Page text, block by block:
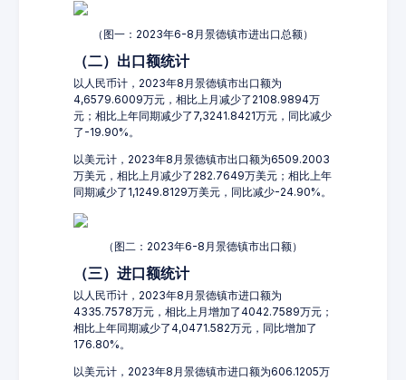
（图一：2023年6-8月景德镇市进出口总额）
（二）出口额统计
以人民币计，2023年8月景德镇市出口额为
4,6579.6009万元，相比上月减少了2108.9894万
元；相比上年同期减少了7,3241.8421万元，同比减少
了-19.90%。
以美元计，2023年8月景德镇市出口额为6509.2003
万美元，相比上月减少了282.7649万美元；相比上年
同期减少了1,1249.8129万美元，同比减少-24.90%。
（图二：2023年6-8月景德镇市出口额）
（三）进口额统计
以人民币计，2023年8月景德镇市进口额为
4335.7578万元，相比上月增加了4042.7589万元；
相比上年同期减少了4,0471.582万元，同比增加了
176.80%。
以美元计，2023年8月景德镇市进口额为606.1205万